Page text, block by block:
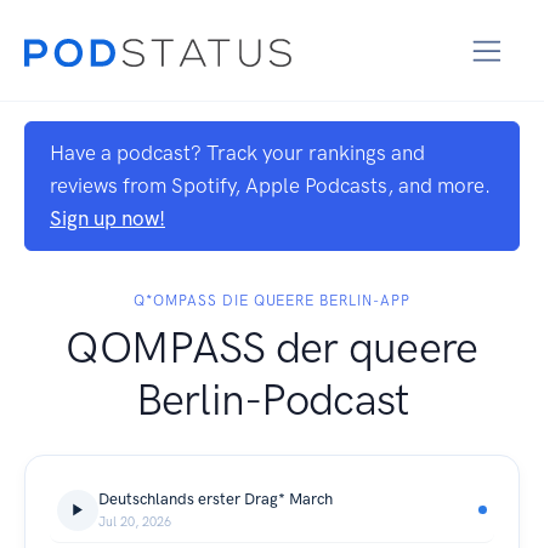
Have a podcast? Track your rankings and
reviews from Spotify, Apple Podcasts, and more.
Sign up now!
Q*OMPASS DIE QUEERE BERLIN-APP
QOMPASS der queere
Berlin-Podcast
Deutschlands erster Drag* March
Jul 20, 2026